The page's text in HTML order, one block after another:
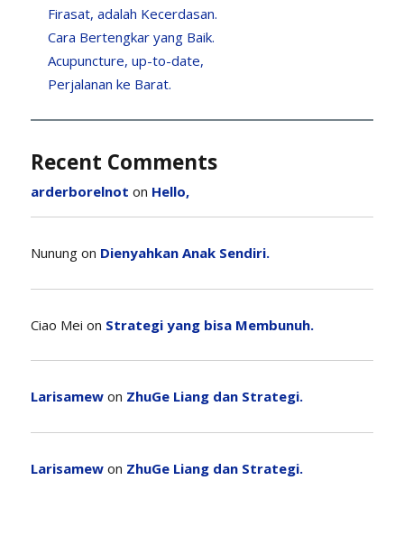
Firasat, adalah Kecerdasan.
Cara Bertengkar yang Baik.
Acupuncture, up-to-date,
Perjalanan ke Barat.
Recent Comments
arderborelnot on Hello,
Nunung on Dienyahkan Anak Sendiri.
Ciao Mei on Strategi yang bisa Membunuh.
Larisamew on ZhuGe Liang dan Strategi.
Larisamew on ZhuGe Liang dan Strategi.